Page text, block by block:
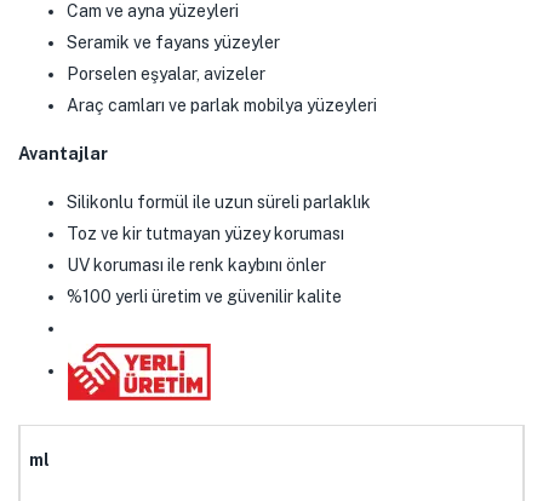
Cam ve ayna yüzeyleri
Seramik ve fayans yüzeyler
Porselen eşyalar, avizeler
Araç camları ve parlak mobilya yüzeyleri
Avantajlar
Silikonlu formül ile uzun süreli parlaklık
Toz ve kir tutmayan yüzey koruması
UV koruması ile renk kaybını önler
%100 yerli üretim ve güvenilir kalite
ml